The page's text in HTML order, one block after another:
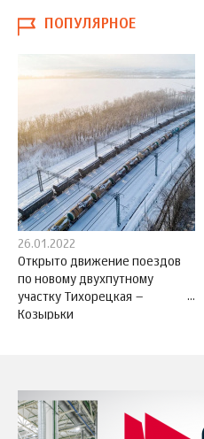
ПОПУЛЯРНОЕ
26.01.2022
Открыто движение поездов
по новому двухпутному
участку Тихорецкая –
Козырьки